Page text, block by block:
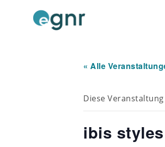
« Alle
Diese
ibis